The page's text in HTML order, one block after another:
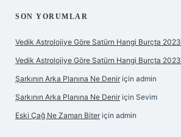
SON YORUMLAR
Vedik Astrolojiye Göre Satürn Hangi Burçta 2023
Vedik Astrolojiye Göre Satürn Hangi Burçta 2023
Şarkının Arka Planına Ne Denir için admin
Şarkının Arka Planına Ne Denir için Sevim
Eski Çağ Ne Zaman Biter için admin